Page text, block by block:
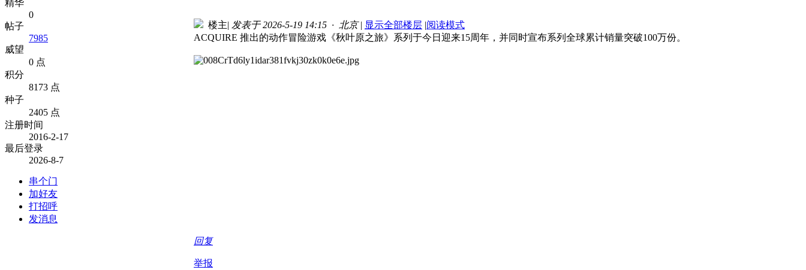
精华
0
帖子
7985
威望
0 点
积分
8173 点
种子
2405 点
注册时间
2016-2-17
最后登录
2026-8-7
串个门
加好友
打招呼
发消息
楼主| 发表于 2026-5-19 14:15 · 北京 | 显示全部楼层 |阅读模式
ACQUIRE 推出的动作冒险游戏《秋叶原之旅》系列于今日迎来15周年，并同时宣布系列全球累计销量突破100万份。 ​​​
回复
举报